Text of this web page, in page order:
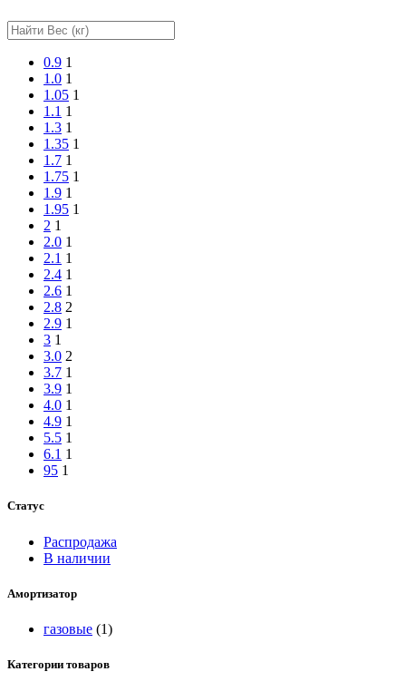
0.9 1
1.0 1
1.05 1
1.1 1
1.3 1
1.35 1
1.7 1
1.75 1
1.9 1
1.95 1
2 1
2.0 1
2.1 1
2.4 1
2.6 1
2.8 2
2.9 1
3 1
3.0 2
3.7 1
3.9 1
4.0 1
4.9 1
5.5 1
6.1 1
95 1
Статус
Распродажа
В наличии
Амортизатор
газовые (1)
Категории товаров